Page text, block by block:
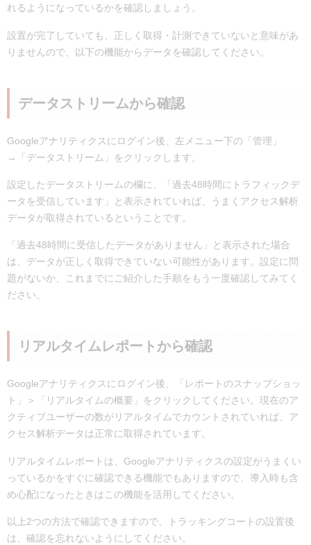
れるようになっているかを確認しましょう。
設置が完了していても、正しく取得・計測できていないと意味があ
りませんので、以下の機能からデータを確認してください。
データストリームから確認
Googleアナリティクスにログイン後、左メニュー下の「管理」
→「データストリーム」をクリックします。
設定したデータストリームの欄に、「過去48時間にトラフィックデ
ータを受信しています」と表示されていれば、うまくアクセス解析
データが取得されているということです。
「過去48時間に受信したデータがありません」と表示された場合
は、データが正しく取得できていない可能性があります。設定に問
題がないか、これまでにご紹介した手順をもう一度確認してみてく
ださい。
リアルタイムレポートから確認
Googleアナリティクスにログイン後、「レポートのスナップショッ
ト」＞「リアルタイムの概要」をクリックしてください。現在のア
クティブユーザーの数がリアルタイムでカウントされていれば、ア
クセス解析データは正常に取得されています。
リアルタイムレポートは、Googleアナリティクスの設定がうまくい
っているかをすぐに確認できる機能でもありますので、導入時も含
め心配になったときはこの機能を活用してください。
以上2つの方法で確認できますので、トラッキングコートの設置後
は、確認を忘れないようにしてください。